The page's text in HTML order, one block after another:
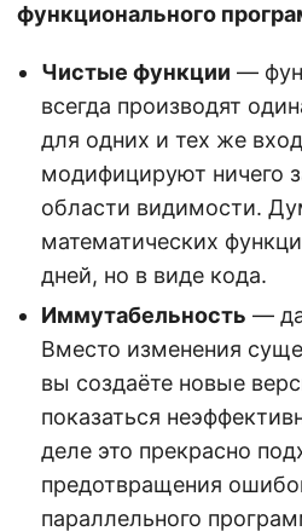
функционального
Чистые функции —
всегда производят
для одних и тех же
модифицируют ничего
области видимости.
математических
дней, но в виде кода.
Иммутабельность —
Вместо изменения
вы создаёте новые
показаться
деле это прекрасно
предотвращения
параллельного